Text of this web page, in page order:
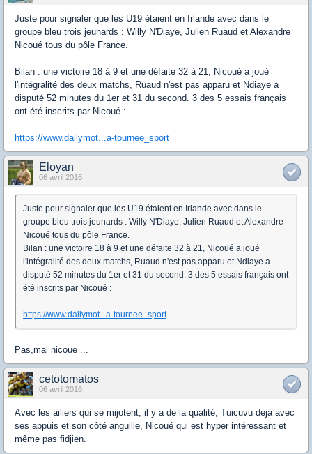
Juste pour signaler que les U19 étaient en Irlande avec dans le
groupe bleu trois jeunards : Willy N'Diaye, Julien Ruaud et Alexandre
Nicoué tous du pôle France.
Bilan : une victoire 18 à 9 et une défaite 32 à 21, Nicoué a joué
l'intégralité des deux matchs, Ruaud n'est pas apparu et Ndiaye a
disputé 52 minutes du 1er et 31 du second. 3 des 5 essais français
ont été inscrits par Nicoué :
https://www.dailymot...a-tournee_sport
Eloyan
06 avril 2016
Juste pour signaler que les U19 étaient en Irlande avec dans le
groupe bleu trois jeunards : Willy N'Diaye, Julien Ruaud et Alexandre
Nicoué tous du pôle France.
Bilan : une victoire 18 à 9 et une défaite 32 à 21, Nicoué a joué
l'intégralité des deux matchs, Ruaud n'est pas apparu et Ndiaye a
disputé 52 minutes du 1er et 31 du second. 3 des 5 essais français ont
été inscrits par Nicoué :
https://www.dailymot...a-tournee_sport
Pas,mal nicoue ...
cetotomatos
06 avril 2016
Avec les ailiers qui se mijotent, il y a de la qualité, Tuicuvu déjà avec
ses appuis et son côté anguille, Nicoué qui est hyper intéressant et
même pas fidjien.